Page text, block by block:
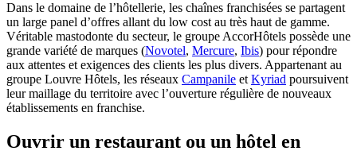
Dans le domaine de l’hôtellerie, les chaînes franchisées se partagent
un large panel d’offres allant du low cost au très haut de gamme.
Véritable mastodonte du secteur, le groupe AccorHôtels possède une
grande variété de marques (Novotel, Mercure, Ibis) pour répondre
aux attentes et exigences des clients les plus divers. Appartenant au
groupe Louvre Hôtels, les réseaux Campanile et Kyriad poursuivent
leur maillage du territoire avec l’ouverture régulière de nouveaux
établissements en franchise.
Ouvrir un restaurant ou un hôtel en